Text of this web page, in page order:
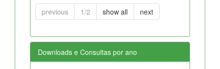
previous 1/2 show all next
Downloads e Consultas por ano